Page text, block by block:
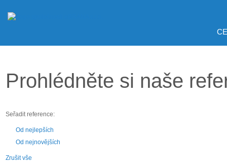
Prohlédněte si naše
Seřadit reference:
Od nejlepších
Od nejnovějších
Zrušit vše